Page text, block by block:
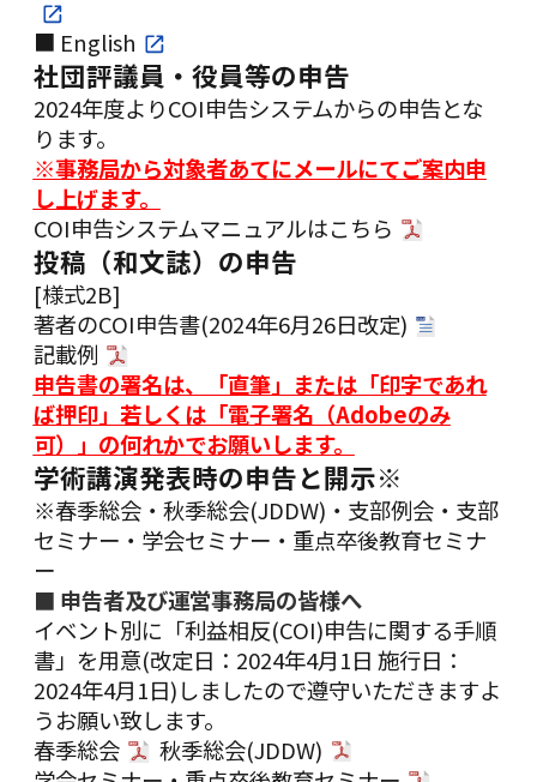
■ English
社団評議員・役員等の申告
2024年度よりCOI申告システムからの申告とな
ります。
※事務局から対象者あてにメールにてご案内申
し上げます。
COI申告システムマニュアルはこちら
投稿（和文誌）の申告
[様式2B]
著者のCOI申告書(2024年6月26日改定)
記載例
申告書の署名は、「直筆」または「印字であれ
ば押印」若しくは「電子署名（Adobeのみ
可）」の何れかでお願いします。
学術講演発表時の申告と開示※
※春季総会・秋季総会(JDDW)・支部例会・支部
セミナー・学会セミナー・重点卒後教育セミナ
ー
■ 申告者及び運営事務局の皆様へ
イベント別に「利益相反(COI)申告に関する手順
書」を用意(改定日：2024年4月1日 施行日：
2024年4月1日)しましたので遵守いただきますよ
うお願い致します。
春季総会
秋季総会(JDDW)